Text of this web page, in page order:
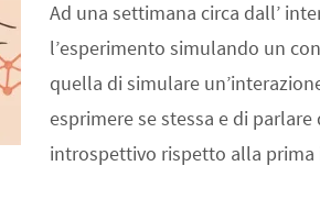
Ad una settimana circa dall’
l’esperimento simulando un
quella di simulare
esprimere se stessa e di
introspettivo rispetto alla